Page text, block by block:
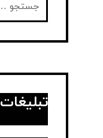
تبلیغات